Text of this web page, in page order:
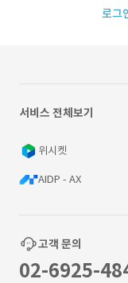
로그
서비스 전체보기
위시켓
AIDP - AX
고객 문의
02-6925-